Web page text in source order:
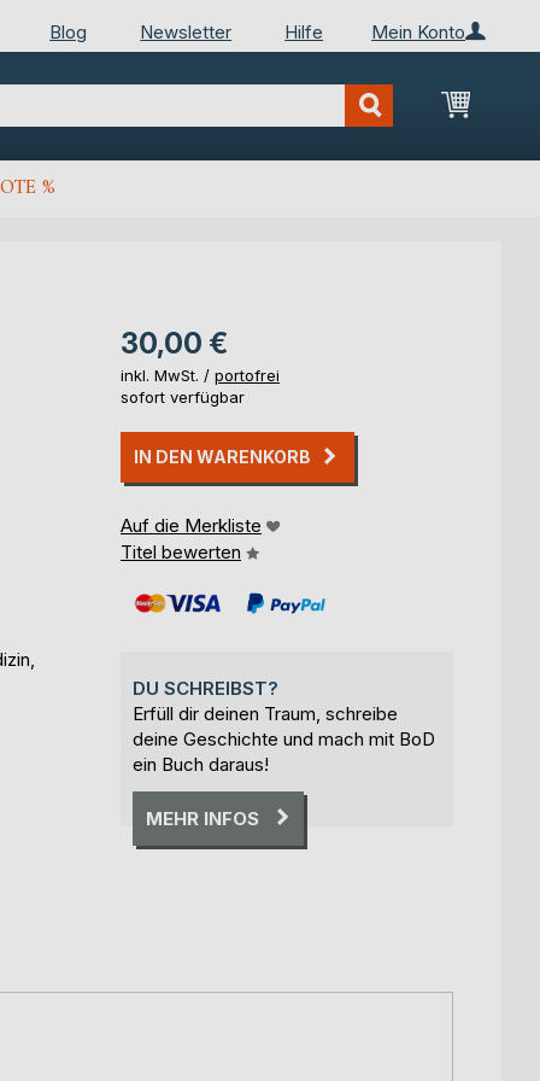
Mein Konto
Blog Newsletter Hilfe
Mein
%
30,00 €
inkl. MwSt. / portofrei
sofort verfügbar
IN DEN WARENKORB
Auf die Merkliste
Titel bewerten
DU SCHREIBST?
Erfüll dir deinen Traum, schreibe
deine Geschichte und mach mit BoD
ein Buch daraus!
MEHR INFOS